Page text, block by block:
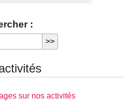
:
sur nos activités